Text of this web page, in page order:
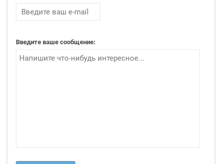
Введите ваше сообщение: